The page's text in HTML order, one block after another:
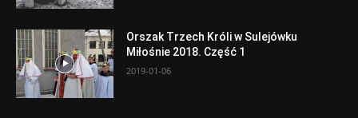
Orszak Trzech Króli w Sulejówku
Miłośnie 2018. Część 1
2019-01-06